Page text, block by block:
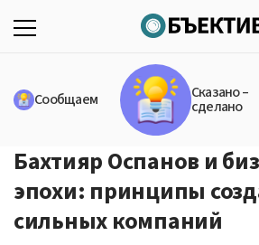
Сообщаем Сказано –
сделано
Бахтияр Оспанов и
эпохи: принципы
сильных компаний